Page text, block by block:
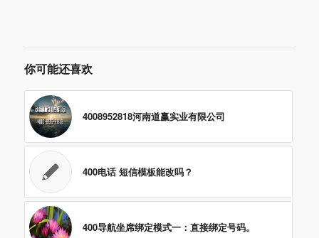
你可能还喜欢
4008952818河南道赢实业有限公司
400电话 短信模板能改吗？
400导航坐席绑定模式一：直接绑定号码。